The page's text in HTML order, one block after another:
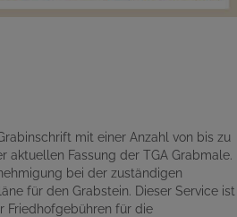
mit einer Anzahl von bis zu
Fassung der TGA Grabmale.
bei der zuständigen
für den Grabstein. Dieser Service ist
Friedhofgebühren für die